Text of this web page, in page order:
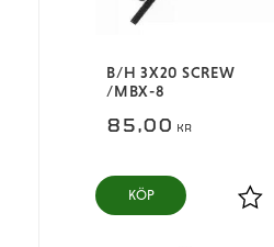
B/H 3X20 SCREW
/MBX-8
85,00 KR
KÖP